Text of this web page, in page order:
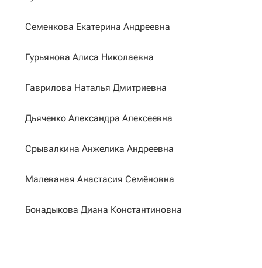
Семенкова Екатерина Андреевна
Гурьянова Алиса Николаевна
Гаврилова Наталья Дмитриевна
Дьяченко Александра Алексеевна
Срывалкина Анжелика Андреевна
Малеваная Анастасия Семёновна
Бонадыкова Диана Константиновна